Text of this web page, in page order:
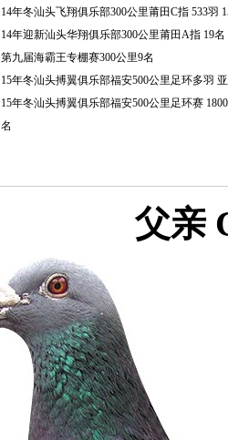
14年冬汕头飞翔俱乐部300公里莆田C指 533羽
14年迎新汕头华翔俱乐部300公里莆田A指 19名
第九届海霸王专棚赛300公里9名
15年冬汕头搏翼俱乐部福安500公里足环多羽
15年冬汕头搏翼俱乐部福安500公里足环赛
名
父亲